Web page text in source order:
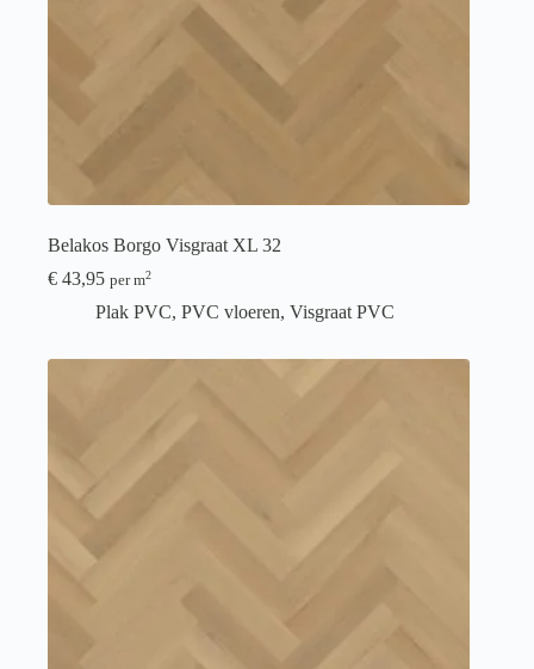
Belakos Borgo Visgraat XL 32
€ 43,95 per m2
Plak PVC, PVC vloeren, Visgraat PVC